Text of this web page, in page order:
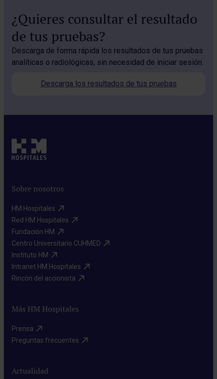
¿Quieres consultar el resultado
de tus pruebas?
Descarga de forma rápida los resultados de tus pruebas
analíticas o radiológicas, sin necesidad de iniciar sesión.
Descarga los resultados de tus pruebas
Sobre nosotros
HM Hospitales​
Red HM Hospitales​
Fundación HM​
Centro Universitario CUHMED​
Instituto HM​
Intranet HM Hospitales​
Rincón del accionista​
Más HM Hospitales
Prensa​
Preguntas frecuentes​
Actualidad